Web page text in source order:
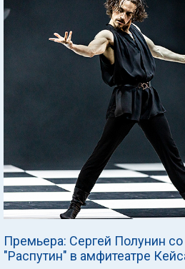
Премьера: Сергей Полунин
"Распутин" в амфитеатре